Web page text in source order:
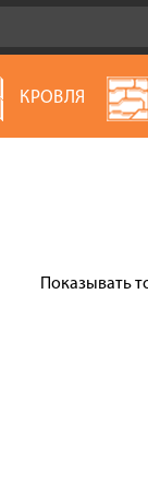
КРОВЛЯ
Показывать